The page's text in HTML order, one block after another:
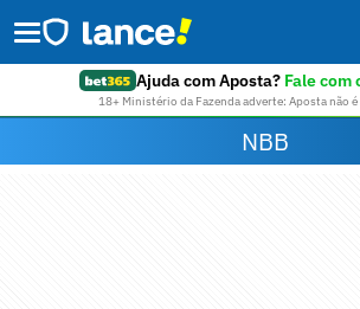
Ajuda com Aposta? Fale com
18+ Ministério da Fazenda adverte: Aposta não
NBB